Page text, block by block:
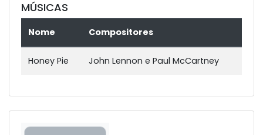
MÚSICAS
Nome Compositores
Honey Pie John Lennon e Paul McCartney